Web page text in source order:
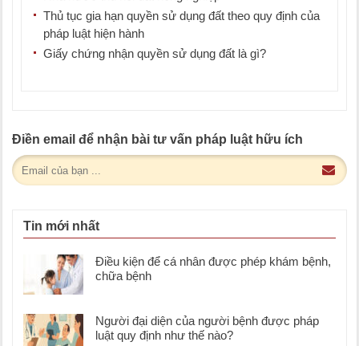
Thủ tục gia hạn quyền sử dụng đất theo quy định của
pháp luật hiện hành
Giấy chứng nhận quyền sử dụng đất là gì?
Điền email để nhận bài tư vấn pháp luật hữu ích
Tin mới nhất
Điều kiện để cá nhân được phép khám bệnh,
chữa bệnh
Người đại diện của người bệnh được pháp
luật quy định như thế nào?